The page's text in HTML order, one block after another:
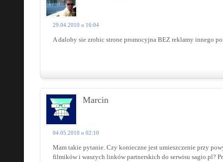
29.04.2010 o 16:04
A daloby sie zrobic strone promocyjna BEZ reklamy innego
Marcin
04.05.2010 o 02:10
Mam takie pytanie. Czy konieczne jest umieszczenie przy
filmików i waszych linków partnerskich do serwisu sagio.pl?